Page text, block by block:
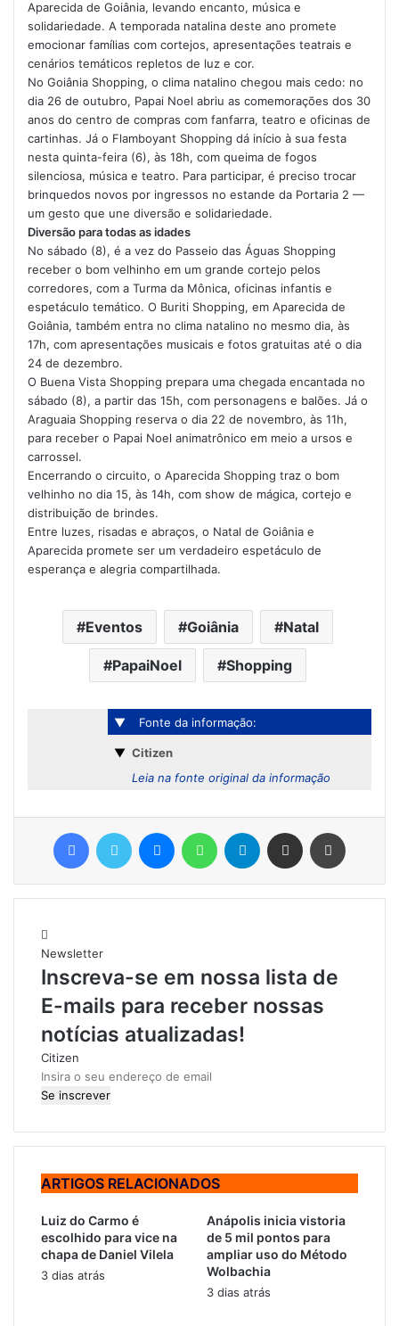
Aparecida de Goiânia, levando encanto, música e
solidariedade. A temporada natalina deste ano promete
emocionar famílias com cortejos, apresentações teatrais e
cenários temáticos repletos de luz e cor.
No Goiânia Shopping, o clima natalino chegou mais cedo: no
dia 26 de outubro, Papai Noel abriu as comemorações dos 30
anos do centro de compras com fanfarra, teatro e oficinas de
cartinhas. Já o Flamboyant Shopping dá início à sua festa
nesta quinta-feira (6), às 18h, com queima de fogos
silenciosa, música e teatro. Para participar, é preciso trocar
brinquedos novos por ingressos no estande da Portaria 2 —
um gesto que une diversão e solidariedade.
Diversão para todas as idades
No sábado (8), é a vez do Passeio das Águas Shopping
receber o bom velhinho em um grande cortejo pelos
corredores, com a Turma da Mônica, oficinas infantis e
espetáculo temático. O Buriti Shopping, em Aparecida de
Goiânia, também entra no clima natalino no mesmo dia, às
17h, com apresentações musicais e fotos gratuitas até o dia
24 de dezembro.
O Buena Vista Shopping prepara uma chegada encantada no
sábado (8), a partir das 15h, com personagens e balões. Já o
Araguaia Shopping reserva o dia 22 de novembro, às 11h,
para receber o Papai Noel animatrônico em meio a ursos e
carrossel.
Encerrando o circuito, o Aparecida Shopping traz o bom
velhinho no dia 15, às 14h, com show de mágica, cortejo e
distribuição de brindes.
Entre luzes, risadas e abraços, o Natal de Goiânia e
Aparecida promete ser um verdadeiro espetáculo de
esperança e alegria compartilhada.
Eventos Goiânia Natal
PapaiNoel Shopping
▼ Fonte da informação:
▼ Citizen
Leia na fonte original da informação
Newsletter
Inscreva-se em nossa lista de
E-mails para receber nossas
notícias atualizadas!
Citizen
I
n
i
r
o
e
u
e
n
ARTIGOS RELACIONADOS
Luiz do Carmo é
escolhido para vice na
chapa de Daniel Vilela
3 dias atrás
Anápolis inicia vistoria
de 5 mil pontos para
ampliar uso do Método
Wolbachia
3 dias atrás